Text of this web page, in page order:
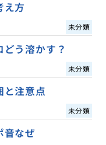
え方
未分類
う溶かす？
未分類
と注意点
未分類
音なぜ